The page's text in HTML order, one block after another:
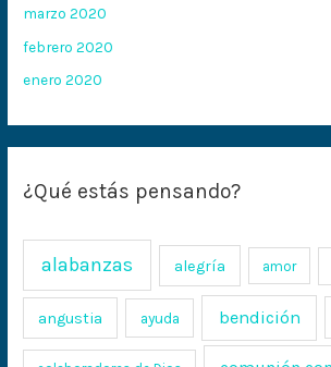
marzo 2020
febrero 2020
enero 2020
¿Qué estás pensando?
alabanzas alegría amor
angustia ayuda bendición